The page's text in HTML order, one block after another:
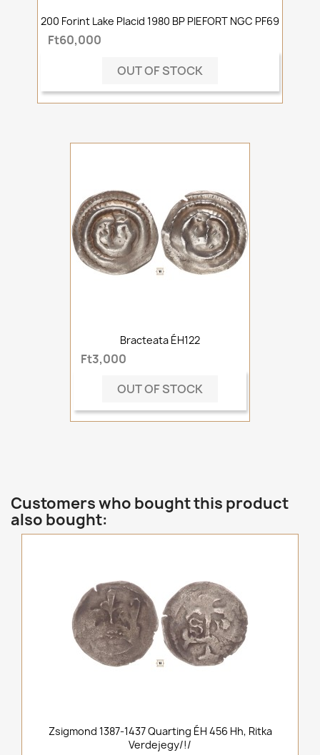
200 Forint Lake Placid 1980 BP PIEFORT NGC PF69
Ft60,000
OUT OF STOCK
Bracteata ÉH122
Ft3,000
OUT OF STOCK
Customers who bought this product
also bought:
Zsigmond 1387-1437 Quarting ÉH 456 Hh, Ritka
Verdejegy/!/